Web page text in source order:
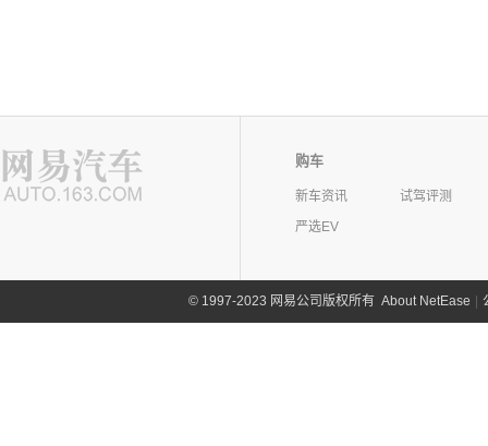
购车
新车资讯
试驾评测
严选EV
©1997-2023 网易公司版权所有 About NetEase